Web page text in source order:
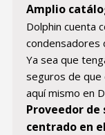
Amplio
Dolphin cuenta
condensadores
Ya sea que
seguros de
aquí mismo en
Proveedor
centrado en